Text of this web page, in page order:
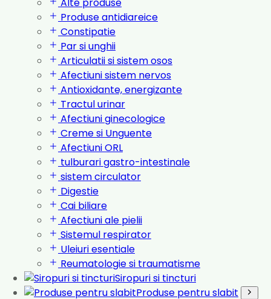
Produse antidiareice
Constipatie
Par si unghii
Articulatii si sistem osos
Afectiuni sistem nervos
Antioxidante, energizante
Tractul urinar
Afectiuni ginecologice
Creme si Unguente
Afectiuni ORL
tulburari gastro-intestinale
sistem circulator
Digestie
Cai biliare
Afectiuni ale pielii
Sistemul respirator
Uleiuri esentiale
Reumatologie si traumatisme
Siropuri si tincturi
Produse pentru slabit